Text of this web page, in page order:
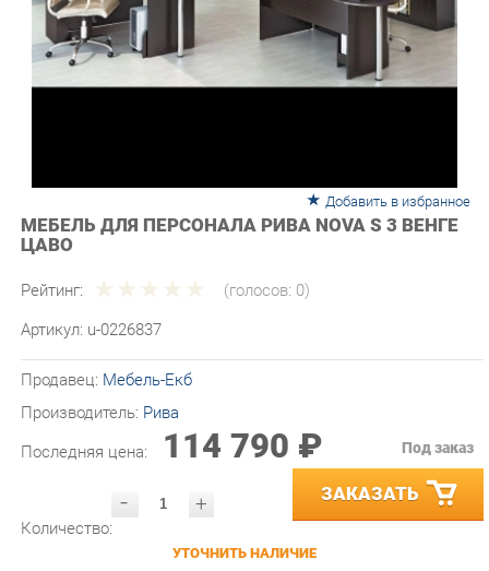
МЕБЕЛЬ ДЛЯ ПЕРСОНАЛА РИВА NOVA S 3 ВЕНГЕ
ЦАВО
Рейтинг:
Артикул: u-0226837
Продавец:
Производитель:Рива
Последняя цена: 114 790 ₽
- + ЗАКАЗАТЬ
УТОЧНИТЬ НАЛИЧИЕ
ПРИГЛАСИТЬ ЗАМЕРЩИКА